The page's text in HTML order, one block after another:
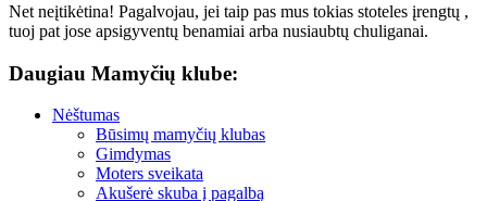
Net neįtikėtina! Pagalvojau, jei taip pas mus tokias stoteles įrengtų ,
tuoj pat jose apsigyventų benamiai arba nusiaubtų chuliganai.
Daugiau Mamyčių klube:
Nėštumas
Būsimų mamyčių klubas
Gimdymas
Moters sveikata
Akušerė skuba į pagalbą